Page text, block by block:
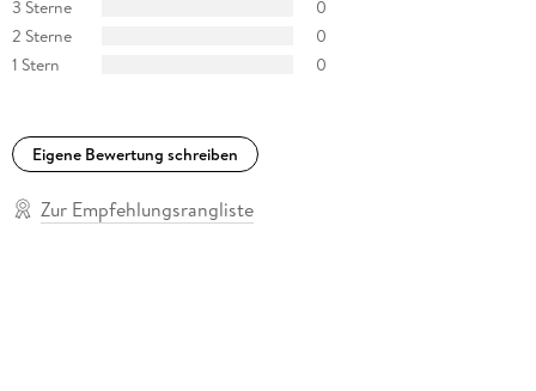
3 Sterne
0
2 Sterne
0
1 Stern
0
Eigene Bewertung schreiben
Zur Empfehlungsrangliste